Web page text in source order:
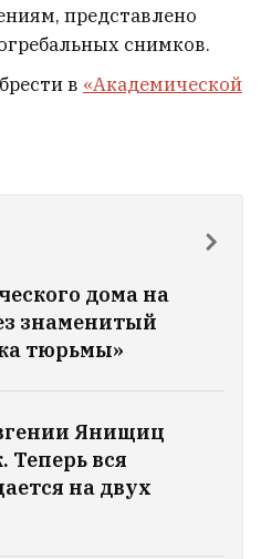
представлено
снимков.
в «Академической
дома на
знаменитый
тюрьмы»
Янищиц
Теперь вся
на двух